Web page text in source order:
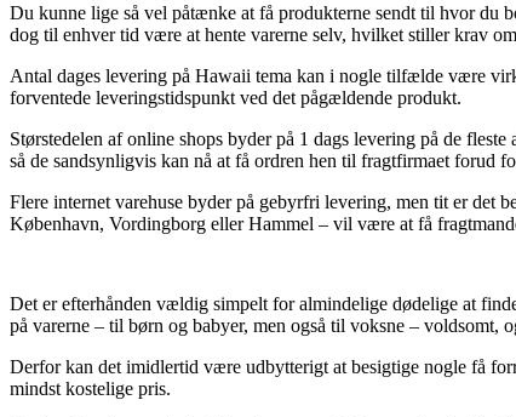
Du kunne lige så vel påtænke at få produkterne sendt til hvor du
dog til enhver tid være at hente varerne selv, hvilket stiller krav
Antal dages levering på Hawaii tema kan i nogle tilfælde være
forventede leveringstidspunkt ved det pågældende produkt.
Størstedelen af online shops byder på 1 dags levering på de
så de sandsynligvis kan nå at få ordren hen til fragtfirmaet forud
Flere internet varehuse byder på gebyrfri levering, men tit er det
København, Vordingborg eller Hammel – vil være at få
Det er efterhånden vældig simpelt for almindelige dødelige at
på varerne – til børn og babyer, men også til voksne – voldsomt,
Derfor kan det imidlertid være udbytterigt at besigtige nogle få
mindst kostelige pris.